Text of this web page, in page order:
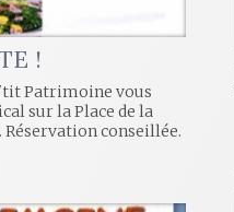
!
Patrimoine vous
sur la Place de la
conseillée.